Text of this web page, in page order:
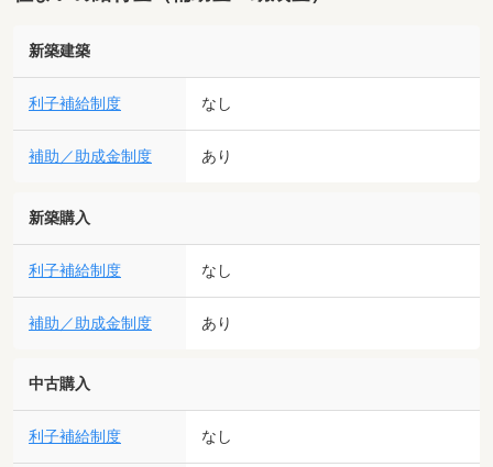
新築建築
利子補給制度 なし
補助／助成金制度 あり
新築購入
利子補給制度 なし
補助／助成金制度 あり
中古購入
利子補給制度 なし